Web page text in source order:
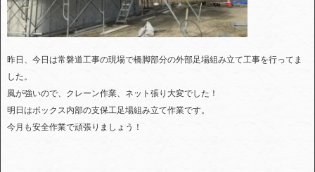
昨日、今日は常磐道工事の現場で橋脚部分の外部足場組み立て工事を行ってま
した。
風が強いので、クレーン作業、ネット張り大変でした！
明日はボックス内部の支保工足場組み立て作業です。
今月も安全作業で頑張りましょう！